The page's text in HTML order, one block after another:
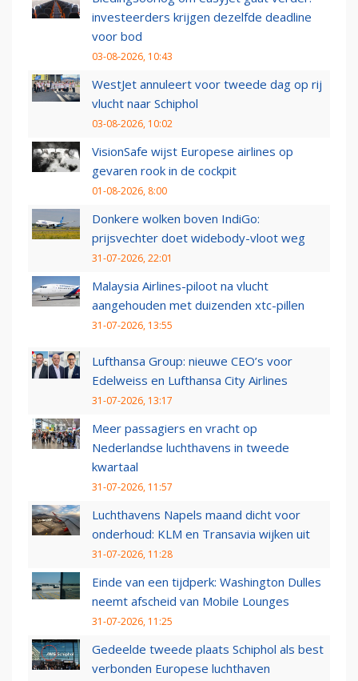
investeerders krijgen dezelfde deadline
voor bod
03-08-2026, 10:43
WestJet annuleert voor tweede dag op rij
vlucht naar Schiphol
03-08-2026, 10:02
VisionSafe wijst Europese airlines op
gevaren rook in de cockpit
01-08-2026, 8:00
Donkere wolken boven IndiGo:
prijsvechter doet widebody-vloot weg
31-07-2026, 22:01
Malaysia Airlines-piloot na vlucht
aangehouden met duizenden xtc-pillen
31-07-2026, 13:55
Lufthansa Group: nieuwe CEO’s voor
Edelweiss en Lufthansa City Airlines
31-07-2026, 13:17
Meer passagiers en vracht op
Nederlandse luchthavens in tweede
kwartaal
31-07-2026, 11:57
Luchthavens Napels maand dicht voor
onderhoud: KLM en Transavia wijken uit
31-07-2026, 11:28
Einde van een tijdperk: Washington Dulles
neemt afscheid van Mobile Lounges
31-07-2026, 11:25
Gedeelde tweede plaats Schiphol als best
verbonden Europese luchthaven